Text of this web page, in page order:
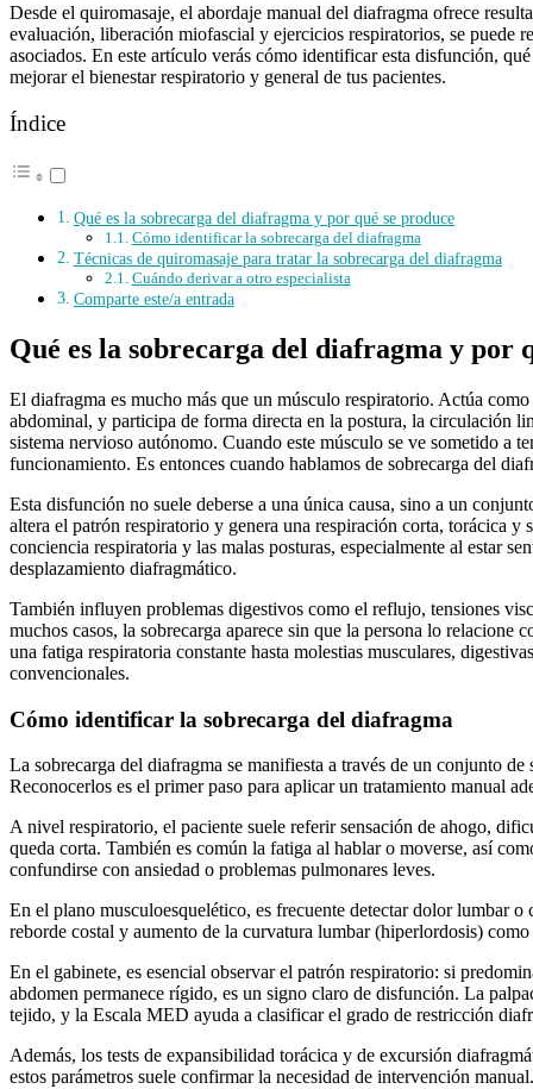
Desde el quiromasaje, el abordaje manual del diafragma ofrece
evaluación, liberación miofascial y ejercicios respiratorios, se puede
asociados. En este artículo verás cómo identificar esta disfunción,
mejorar el bienestar respiratorio y general de tus pacientes.
Índice
Qué es la sobrecarga del diafragma y por qué se produce
Cómo identificar la sobrecarga del diafragma
Técnicas de quiromasaje para tratar la sobrecarga del diafragma
Cuándo derivar a otro especialista
Comparte este/a entrada
Qué es la sobrecarga del diafragma y por
El diafragma es mucho más que un músculo respiratorio. Actúa
abdominal, y participa de forma directa en la postura, la circulación
sistema nervioso autónomo. Cuando este músculo se ve sometido a
funcionamiento. Es entonces cuando hablamos de sobrecarga del
Esta disfunción no suele deberse a una única causa, sino a un
altera el patrón respiratorio y genera una respiración corta, torácica y
conciencia respiratoria y las malas posturas, especialmente al estar
desplazamiento diafragmático.
También influyen problemas digestivos como el reflujo, tensiones
muchos casos, la sobrecarga aparece sin que la persona lo relacione
una fatiga respiratoria constante hasta molestias musculares,
convencionales.
Cómo identificar la sobrecarga del diafragma
La sobrecarga del diafragma se manifiesta a través de un conjunto
Reconocerlos es el primer paso para aplicar un tratamiento manual
A nivel respiratorio, el paciente suele referir sensación de ahogo,
queda corta. También es común la fatiga al hablar o moverse, así
confundirse con ansiedad o problemas pulmonares leves.
En el plano musculoesquelético, es frecuente detectar dolor lumbar
reborde costal y aumento de la curvatura lumbar (hiperlordosis)
En el gabinete, es esencial observar el patrón respiratorio: si
abdomen permanece rígido, es un signo claro de disfunción. La
tejido, y la Escala MED ayuda a clasificar el grado de restricción
Además, los tests de expansibilidad torácica y de excursión
estos parámetros suele confirmar la necesidad de intervención manual.